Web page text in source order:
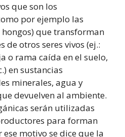
que son los
por ejemplo las
que transforman
de otros seres vivos (ej.:
o rama caída en el suelo,
en sustancias
minerales, agua y
devuelven al ambiente.
serán utilizadas
para forman
motivo se dice que la